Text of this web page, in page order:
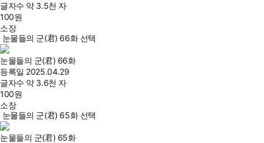
글자수 약 3.5천 자
100원
소장
눈물들의 군(君) 66화 선택
눈물들의 군(君) 66화
등록일 2025.04.29
글자수 약 3.6천 자
100원
소장
눈물들의 군(君) 65화 선택
눈물들의 군(君) 65화